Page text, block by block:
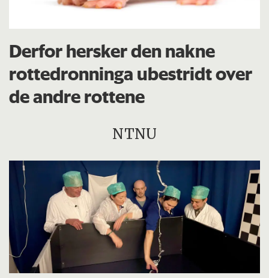
Derfor hersker den nakne
rottedronninga ubestridt over
de andre rottene
NTNU